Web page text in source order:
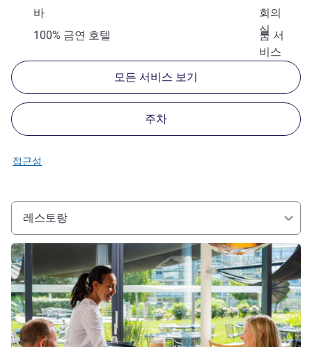
바
회의
실
100% 금연 호텔
룸 서
비스
모든 서비스 보기
주차
접근성
레스토랑
세부 정보 보기